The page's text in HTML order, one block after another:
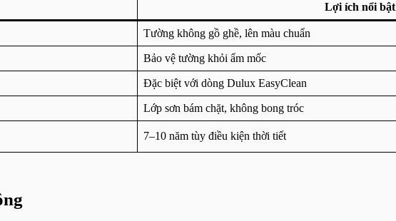
Lợi ích nổi bật
Tường không gồ ghề, lên màu chuẩn
Bảo vệ tường khỏi ẩm mốc
Đặc biệt với dòng Dulux EasyClean
Lớp sơn bám chặt, không bong tróc
7–10 năm tùy điều kiện thời tiết